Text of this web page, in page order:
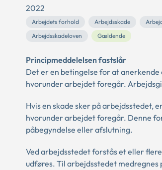
2022
Arbejdets forhold Arbejdsskade
Arbejdsskadeloven
Gældende
Principmeddelelsen fastslår
Det er en betingelse for at
hvorunder arbejdet foregår.
Hvis en skade sker på arbejdsstedet,
hvorunder arbejdet foregår. Denne
påbegyndelse eller afslutning.
Ved arbejdsstedet forstås et eller
udføres. Til arbejdsstedet